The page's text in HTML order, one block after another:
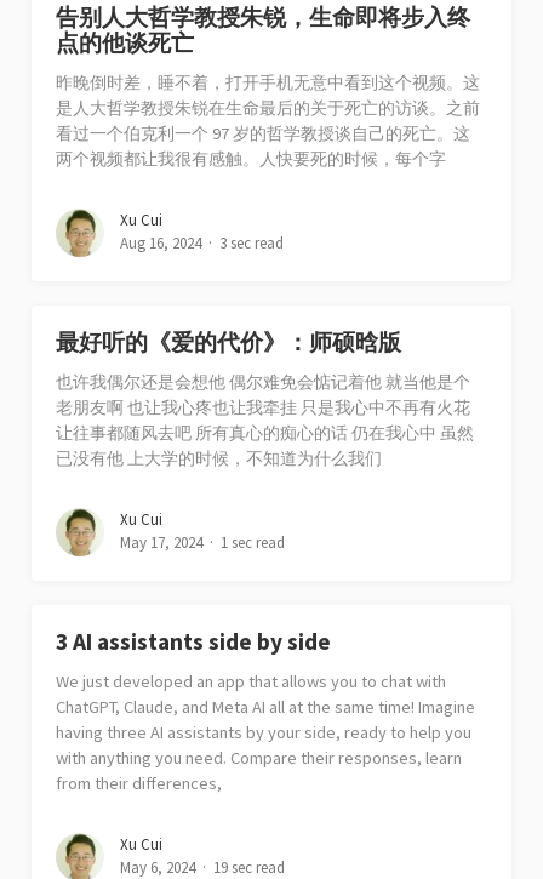
告别人大哲学教授朱锐，生命即将步入终
点的他谈死亡
昨晚倒时差，睡不着，打开手机无意中看到这个视频。这
是人大哲学教授朱锐在生命最后的关于死亡的访谈。之前
看过一个伯克利一个 97 岁的哲学教授谈自己的死亡。这
两个视频都让我很有感触。人快要死的时候，每个字
Xu Cui
Aug 16, 2024
3 sec read
最好听的《爱的代价》：师硕晗版
也许我偶尔还是会想他 偶尔难免会惦记着他 就当他是个
老朋友啊 也让我心疼也让我牵挂 只是我心中不再有火花
让往事都随风去吧 所有真心的痴心的话 仍在我心中 虽然
已没有他 上大学的时候，不知道为什么我们
Xu Cui
May 17, 2024
1 sec read
3 AI assistants side by side
We just developed an app that allows you to chat with
ChatGPT, Claude, and Meta AI all at the same time! Imagine
having three AI assistants by your side, ready to help you
with anything you need. Compare their responses, learn
from their differences,
Xu Cui
May 6, 2024
19 sec read